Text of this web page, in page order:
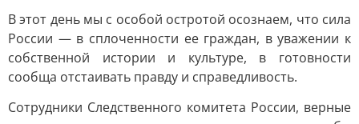
В этот день мы с особой остротой осознаем, что сила
России — в сплоченности ее граждан, в уважении к
собственной истории и культуре, в готовности
сообща отстаивать правду и справедливость.
Сотрудники Следственного комитета России, верные